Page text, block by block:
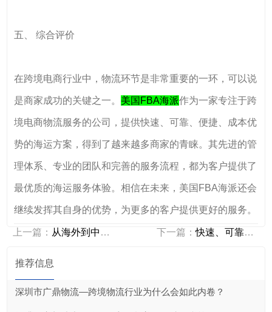
五、 综合评价
在跨境电商行业中，物流环节是非常重要的一环，可以说
是商家成功的关键之一。 美国FBA海派作为一家专注于跨
境电商物流服务的公司，提供快速、可靠、便捷、成本优
势的海运方案，得到了越来越多商家的青睐。其先进的管
理体系、专业的团队和完善的服务流程，都为客户提供了
最优质的海运服务体验。相信在未来，美国FBA海派还会
继续发挥其自身的优势，为更多的客户提供更好的服务。
上一篇： 从海外到中国——美国FBA海派帮您实现全球.. 下一篇：快速、可靠、便捷——美国FBA海派为您提供..
推荐信息
深圳市广鼎物流—跨境物流行业为什么会如此内卷？